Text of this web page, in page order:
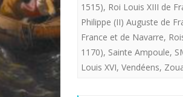
1515), Roi Louis XIII de
Philippe (II) Auguste de
France et de Navarre,
1170), Sainte Ampoule,
Louis XVI, Vendéens,